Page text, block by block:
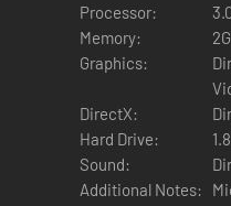
Processor:
Memory:
Graphics:
DirectX:
Hard Drive:
Sound:
Additional Notes: